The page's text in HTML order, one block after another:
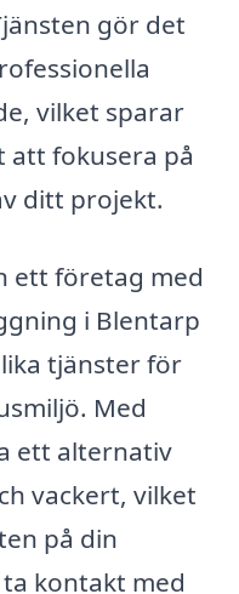
gör det
vilket sparar
att fokusera på
ditt projekt.
ett företag med
i Blentarp
tjänster för
Med
ett alternativ
vackert, vilket
på din
kontakt med